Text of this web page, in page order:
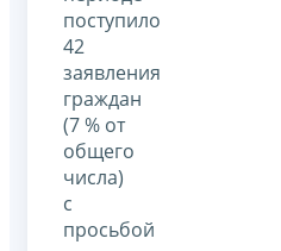
поступило
42
заявления
граждан
(7 % от
общего
числа)
с
просьбой